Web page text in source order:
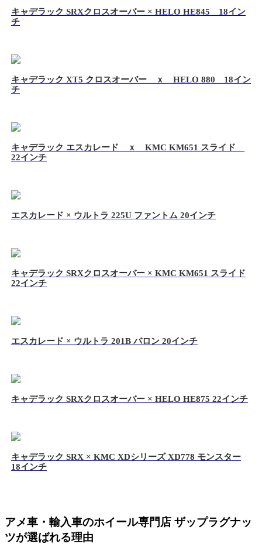
キャデラック SRXクロスオーバー × HELO HE845 18イン
チ
キャデラック XT5 クロスオーバー ｘ HELO 880 18イン
チ
キャデラック エスカレード ｘ KMC KM651 スライド
22インチ
エスカレード × ウルトラ 225U ファントム 20インチ
キャデラック SRXクロスオーバー × KMC KM651 スライド
22インチ
エスカレード × ウルトラ 201B バロン 20インチ
キャデラック SRXクロスオーバー × HELO HE875 22インチ
キャデラック SRX × KMC XDシリーズ XD778 モンスター
18インチ
アメ車・輸入車のホイール専門店 ザップラグナッ
ツが選ばれる理由